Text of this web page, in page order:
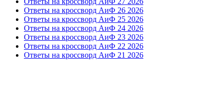
Ответы на кроссворд АиФ 26 2026
Ответы на кроссворд АиФ 25 2026
Ответы на кроссворд АиФ 24 2026
Ответы на кроссворд АиФ 23 2026
Ответы на кроссворд АиФ 22 2026
Ответы на кроссворд АиФ 21 2026